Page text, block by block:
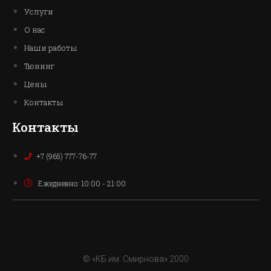
Услуги
О нас
Наши работы
Тюнинг
Цены
Контакты
Контакты
+7 (965) 777-76-77
Ежедневно: 10:00 - 21:00
© «КБ им. Смирнова» 2000